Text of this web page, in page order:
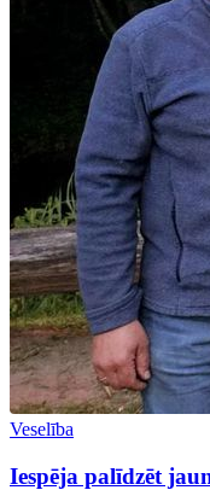
Veselība
Iespēja palīdzēt